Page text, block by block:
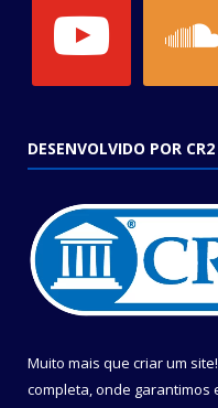
DESENVOLVIDO POR CR2
Muito mais que criar um
completa, onde garantimos